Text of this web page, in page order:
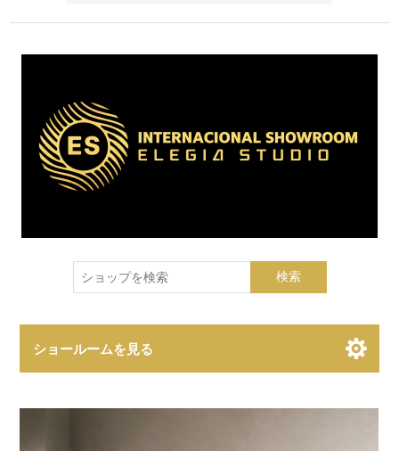
検索
ショールームを見る